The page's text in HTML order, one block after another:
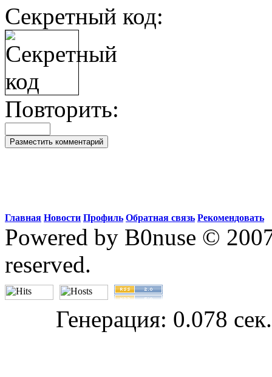
Секретный код:
Повторить:
Главная Новости Профиль Обратная связь Рекомендовать
Powered by B0nuse ©
reserved.
Генерация: 0.078